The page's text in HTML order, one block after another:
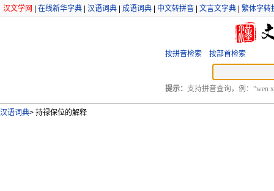
汉文学网 在线新华字典 汉语词典 成语词典 中文转拼音 文言文字典 繁体字转
按拼音检索 按部首检索
提示： 支持拼音查询，例：“wen
汉语词典> 持禄保位的解释